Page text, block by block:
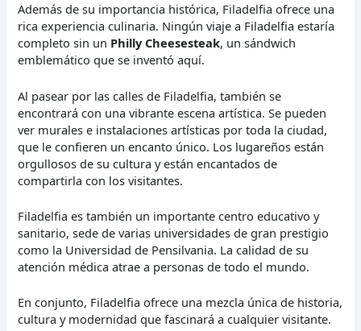
Además de su importancia histórica, Filadelfia ofrece una
rica experiencia culinaria. Ningún viaje a Filadelfia estaría
completo sin un Philly Cheesesteak, un sándwich
emblemático que se inventó aquí.
Al pasear por las calles de Filadelfia, también se
encontrará con una vibrante escena artística. Se pueden
ver murales e instalaciones artísticas por toda la ciudad,
que le confieren un encanto único. Los lugareños están
orgullosos de su cultura y están encantados de
compartirla con los visitantes.
Filadelfia es también un importante centro educativo y
sanitario, sede de varias universidades de gran prestigio
como la Universidad de Pensilvania. La calidad de su
atención médica atrae a personas de todo el mundo.
En conjunto, Filadelfia ofrece una mezcla única de historia,
cultura y modernidad que fascinará a cualquier visitante.